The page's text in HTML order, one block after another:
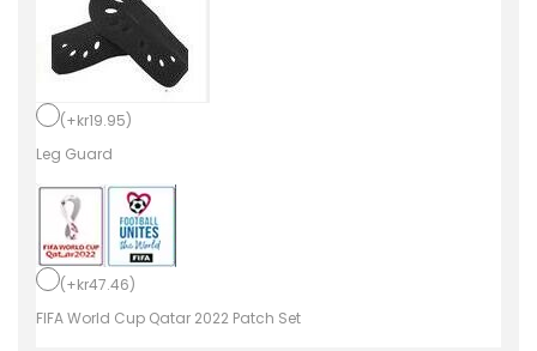
ö
r
a
r
n
r
a
n
(+kr19.95)
Leg Guard
(+kr47.46)
FIFA World Cup Qatar 2022 Patch Set